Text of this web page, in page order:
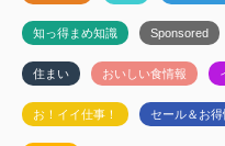
知っ得まめ知識 Sponsored
住まい おいしい食情報
お！イイ仕事！ セール＆お得